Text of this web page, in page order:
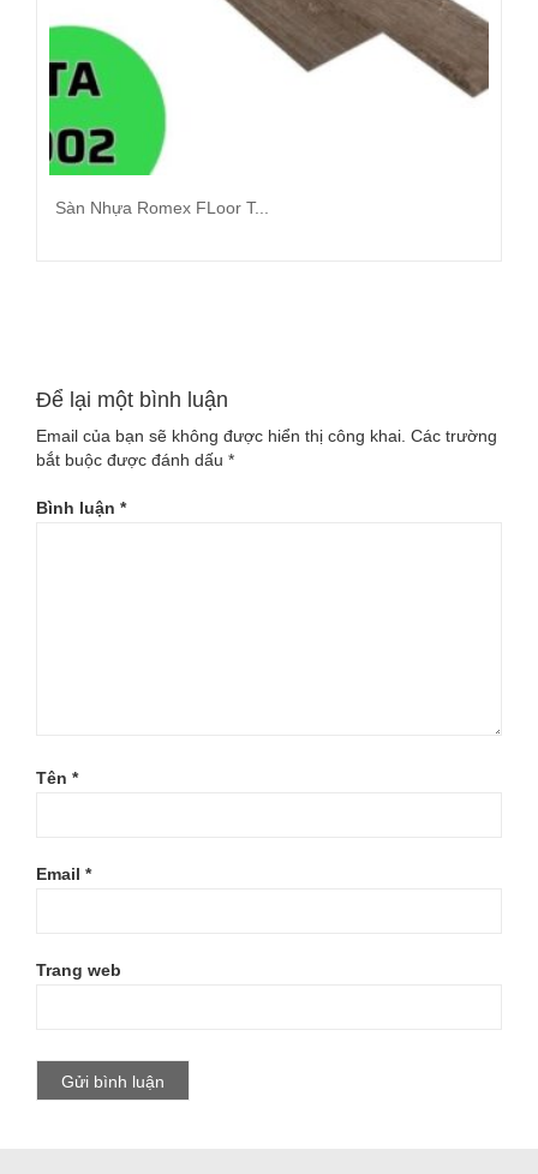
Sàn Nhựa Romex FLoor T...
Để lại một bình luận
Email của bạn sẽ không được hiển thị công khai. Các trường
bắt buộc được đánh dấu *
Bình luận *
Tên *
Email *
Trang web